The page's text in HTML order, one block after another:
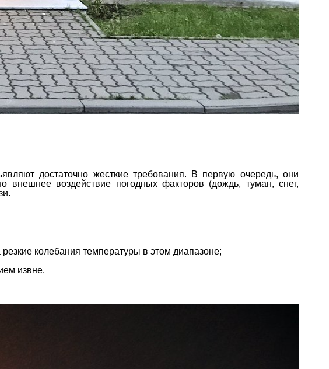
достаточно жесткие требования. В первую очередь, они
внешнее воздействие погодных факторов (дождь, туман, снег,
колебания температуры в этом диапазоне;
извне.